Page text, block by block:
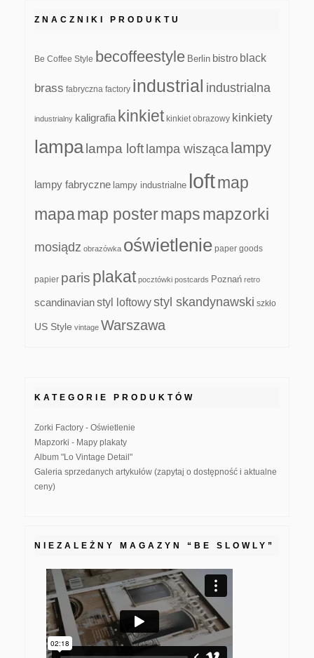
ZNACZNIKI PRODUKTU
Be Coffee Style becoffeestyle Berlin bistro black
brass fabryczna factory industrial industrialna
industrialny kaligrafia kinkiet kinkiet obrazowy kinkiety
lampa lampa loft lampa wisząca lampy
lampy fabryczne lampy industrialne loftmap
mapamap postermapsmapzorki
mosiądz obrazówka oświetlenie paper goods
papier paris plakat pocztówki postcards Poznań retro
scandinavianstyl loftowystyl skandynawski szkło
US Style vintage Warszawa
KATEGORIE PRODUKTÓW
Zorki Factory - Oświetlenie
Mapzorki - Mapy plakaty
Album "Lo Vintage Detail"
Galeria sprzedanych artykułów (zapytaj o dostępność i aktualne
ceny)
NIEZALEŻNY MAGAZYN “BE SLOWLY”